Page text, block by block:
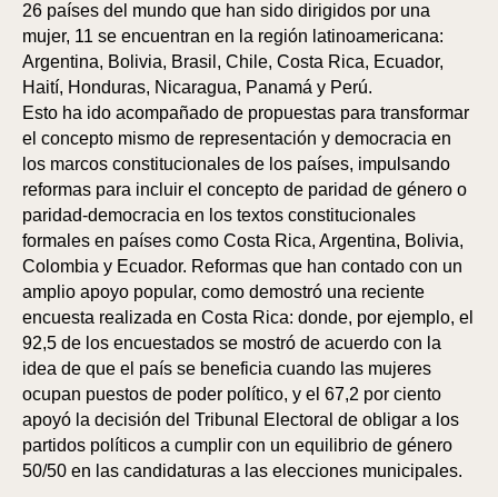
26 países del mundo que han sido dirigidos por una
mujer, 11 se encuentran en la región latinoamericana:
Argentina, Bolivia, Brasil, Chile, Costa Rica, Ecuador,
Haití, Honduras, Nicaragua, Panamá y Perú.
Esto ha ido acompañado de propuestas para transformar
el concepto mismo de representación y democracia en
los marcos constitucionales de los países, impulsando
reformas para incluir el concepto de paridad de género o
paridad-democracia en los textos constitucionales
formales en países como Costa Rica, Argentina, Bolivia,
Colombia y Ecuador. Reformas que han contado con un
amplio apoyo popular, como demostró una reciente
encuesta realizada en Costa Rica: donde, por ejemplo, el
92,5 de los encuestados se mostró de acuerdo con la
idea de que el país se beneficia cuando las mujeres
ocupan puestos de poder político, y el 67,2 por ciento
apoyó la decisión del Tribunal Electoral de obligar a los
partidos políticos a cumplir con un equilibrio de género
50/50 en las candidaturas a las elecciones municipales.